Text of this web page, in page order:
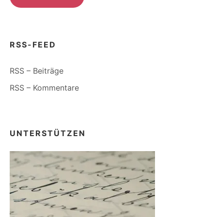
RSS-FEED
RSS – Beiträge
RSS – Kommentare
UNTERSTÜTZEN